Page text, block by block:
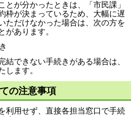
が分かったときは、「市民課」
枠が決まっているため、大幅に遅
ただけなかった場合は、次の方を
があります。
できない手続きがある場合は、
します。
の注意事項​
利用せず、直接各担当窓口で手続